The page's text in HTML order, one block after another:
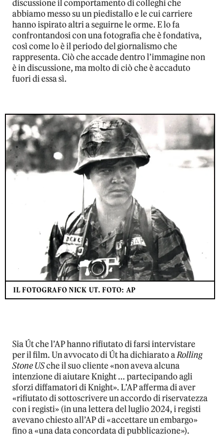
discussione il comportamento di colleghi che
abbiamo messo su un piedistallo e le cui carriere
hanno ispirato altri a seguirne le orme. E lo fa
confrontandosi con una fotografia che è fondativa,
così come lo è il periodo del giornalismo che
rappresenta. Ciò che accade dentro l’immagine non
è in discussione, ma molto di ciò che è accaduto
fuori di essa sì.
IL FOTOGRAFO NICK UT. FOTO: AP
Sia Út che l’AP hanno rifiutato di farsi intervistare
per il film. Un avvocato di Út ha dichiarato aRolling
Stone USche il suo cliente «non aveva alcuna
intenzione di aiutare Knight … partecipando agli
sforzi diffamatori di Knight». L’AP afferma di aver
«rifiutato di sottoscrivere un accordo di riservatezza
con i registi» (in una lettera del luglio 2024, i registi
avevano chiesto all’AP di «accettare un embargo»
fino a «una data concordata di pubblicazione»).